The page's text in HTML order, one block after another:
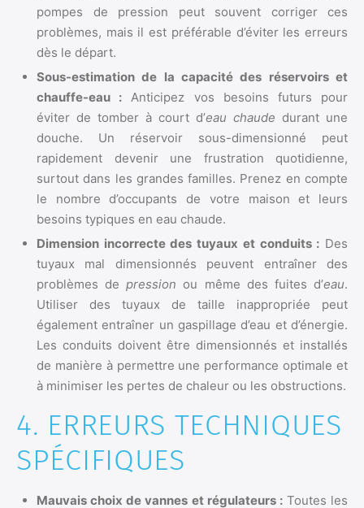
pompes de pression peut souvent corriger ces
problèmes, mais il est préférable d’éviter les erreurs
dès le départ.
Sous-estimation de la capacité des réservoirs et
chauffe-eau : Anticipez vos besoins futurs pour
éviter de tomber à court d’eau chaude durant une
douche. Un réservoir sous-dimensionné peut
rapidement devenir une frustration quotidienne,
surtout dans les grandes familles. Prenez en compte
le nombre d’occupants de votre maison et leurs
besoins typiques en eau chaude.
Dimension incorrecte des tuyaux et conduits : Des
tuyaux mal dimensionnés peuvent entraîner des
problèmes depression ou même des fuites d’eau.
Utiliser des tuyaux de taille inappropriée peut
également entraîner un gaspillage d’eau et d’énergie.
Les conduits doivent être dimensionnés et installés
de manière à permettre une performance optimale et
à minimiser les pertes de chaleur ou les obstructions.
4. ERREURS TECHNIQUES
SPÉCIFIQUES
Mauvais choix de vannes et régulateurs :Toutes les